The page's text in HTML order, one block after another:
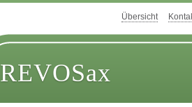
Übersicht
REVOSax